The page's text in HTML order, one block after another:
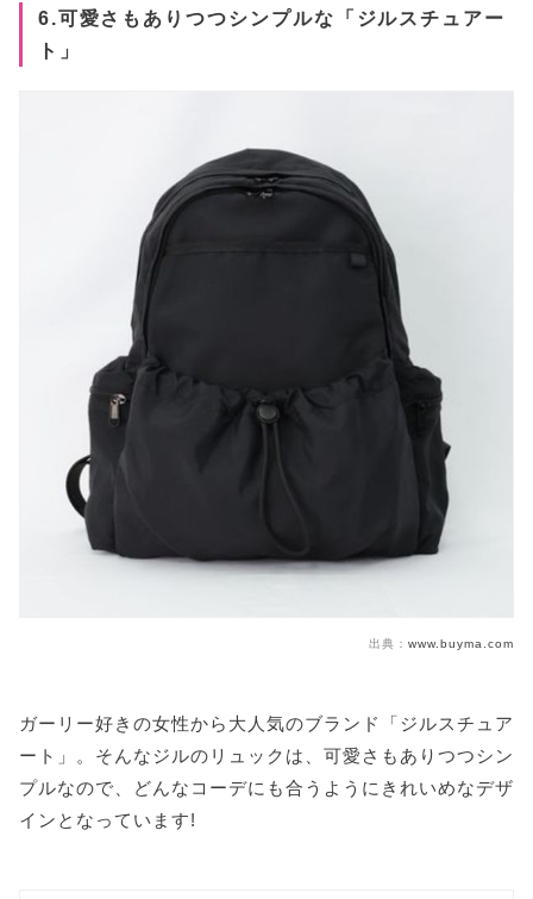
6.可愛さもありつつシンプルな「ジルスチュアー
ト」
出典： www.buyma.com
ガーリー好きの女性から大人気のブランド「ジルスチュア
ート」。そんなジルのリュックは、可愛さもありつつシン
プルなので、どんなコーデにも合うようにきれいめなデザ
インとなっています!